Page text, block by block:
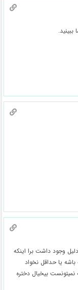
وجود داشت برا اینکه
یا حداقل نخواد
بیخیال دختره